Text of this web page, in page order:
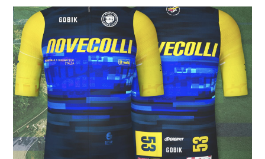
Mobile
Menu